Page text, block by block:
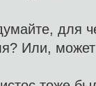
для
Или, может